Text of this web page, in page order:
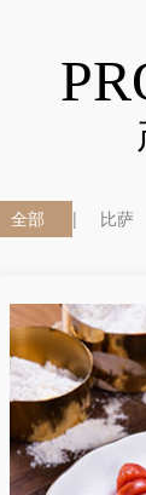
全部 比萨